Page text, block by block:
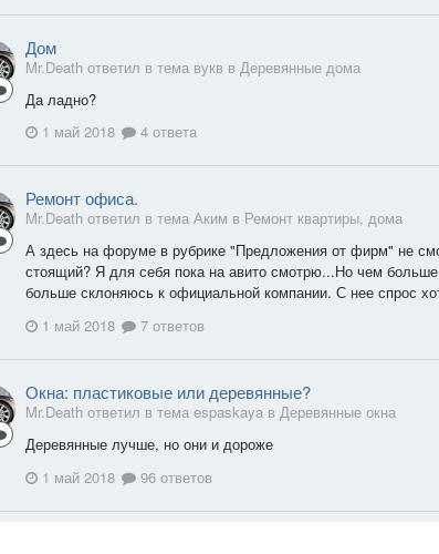
Дом
Mr.Death ответил в тема вукв в Деревянные дома
Да ладно?
1 май 2018
4 ответа
Ремонт офиса.
Mr.Death ответил в тема Аким в Ремонт квартиры, дома
А здесь на форуме в рубрике "Предложения от фирм" не
стоящий? Я для себя пока на авито смотрю...Но чем
больше склоняюсь к официальной компании. С нее спрос
1 май 2018
7 ответов
Окна: пластиковые или деревянные?
Mr.Death ответил в тема espaskaya в Деревянные окна
Деревянные лучше, но они и дороже
1 май 2018
96 ответов